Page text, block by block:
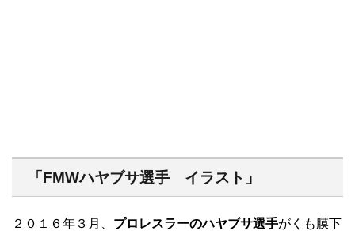
「FMWハヤブサ選手 イラスト」
２０１６年３月、 プロレスラーのハヤブサ選手がくも膜下